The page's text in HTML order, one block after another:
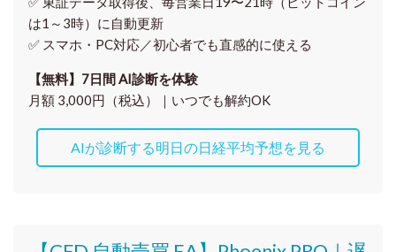
は1～3時）に自動更新
✅ スマホ・PC対応／初心者でも直感的に使える
【無料】7日間 AI診断を体験
月額 3,000円（税込）｜いつでも解約OK
AIが診断する明日の日経平均予想を見る